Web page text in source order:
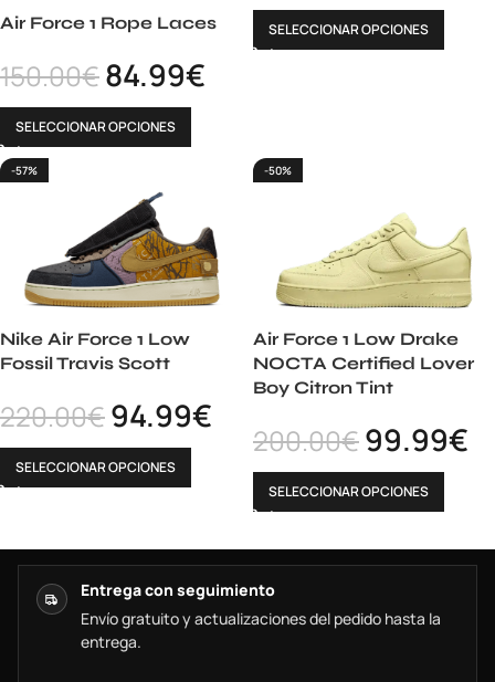
Air Force 1 Rope Laces
150.00€84.99€
SELECCIONAR OPCIONES
SELECCIONAR OPCIONES
-57%
Nike Air Force 1 Low
Fossil Travis Scott
220.00€94.99€
SELECCIONAR OPCIONES
-50%
Air Force 1 Low Drake
NOCTA Certified Lover
Boy Citron Tint
200.00€99.99€
SELECCIONAR OPCIONES
Entrega con seguimiento
Envío gratuito y actualizaciones del pedido hasta la
entrega.